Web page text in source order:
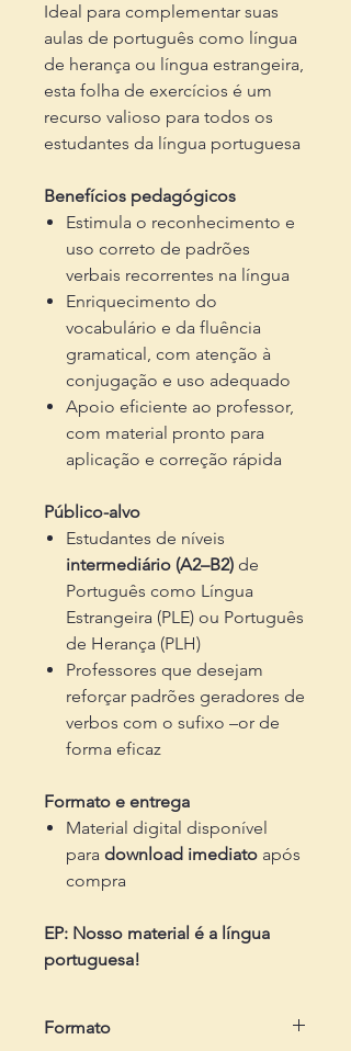
Ideal para complementar suas
aulas de português como língua
de herança ou língua estrangeira,
esta folha de exercícios é um
recurso valioso para todos os
estudantes da língua portuguesa
Benefícios pedagógicos
Estimula o reconhecimento e
uso correto de padrões
verbais recorrentes na língua
Enriquecimento do
vocabulário e da fluência
gramatical, com atenção à
conjugação e uso adequado
Apoio eficiente ao professor,
com material pronto para
aplicação e correção rápida
Público-alvo
Estudantes de níveis
intermediário (A2–B2) de
Português como Língua
Estrangeira (PLE) ou Português
de Herança (PLH)
Professores que desejam
reforçar padrões geradores de
verbos com o sufixo –or de
forma eficaz
Formato e entrega
Material digital disponível
para download imediato após
compra
EP: Nosso material é a língua
portuguesa!
Formato